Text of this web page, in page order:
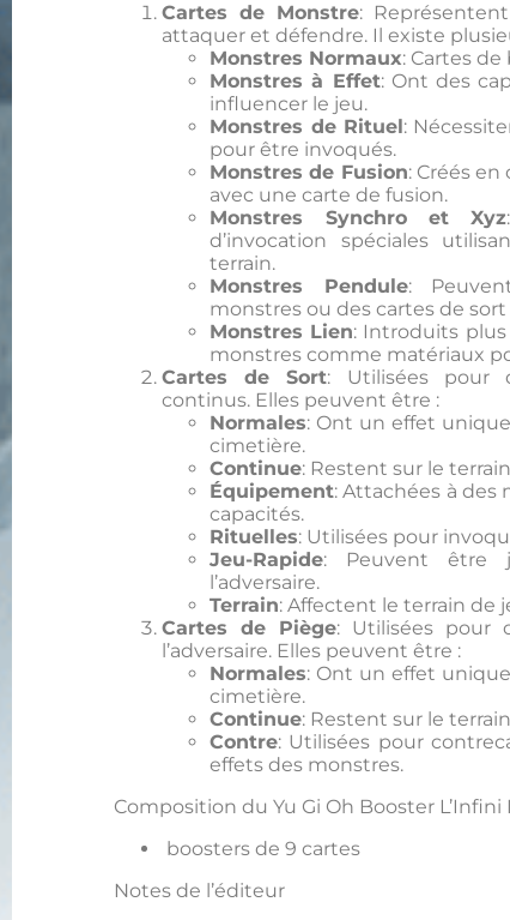
Cartes de Monstre:
attaquer et défendre. Il existe
Monstres Normaux: Cartes de
Monstres à Effet: Ont des
influencer le jeu.
Monstres de Rituel :
pour être invoqués.
Monstres de Fusion: Créés
avec une carte de fusion.
Monstres Synchro et Xyz
d’invocation spéciales
terrain.
Monstres Pendule:
monstres ou des cartes de
Monstres Lien: Introduits
monstres comme matériaux
Cartes de Sort: Utilisées pour
continus. Elles peuvent être :
Normales: Ont un effet
cimetière.
Continue: Restent sur le
Équipement: Attachées à des
capacités.
Rituelles: Utilisées pour
Jeu-Rapide: Peuvent être
l’adversaire.
Terrain: Affectent le terrain de
Cartes de Piège: Utilisées pour
l’adversaire. Elles peuvent être :
Normales: Ont un effet
cimetière.
Continue: Restent sur le
Contre: Utilisées pour
effets des monstres.
Composition du Yu Gi Oh Booster
boosters de 9 cartes
Notes de l’éditeur